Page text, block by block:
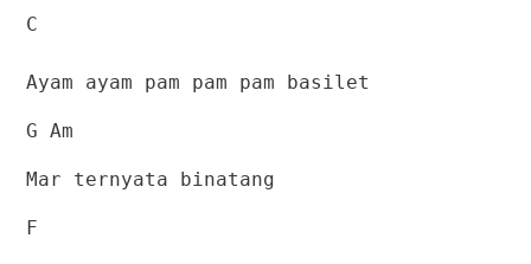
C
Ayam ayam pam pam pam basilet
G Am
Mar ternyata binatang
F